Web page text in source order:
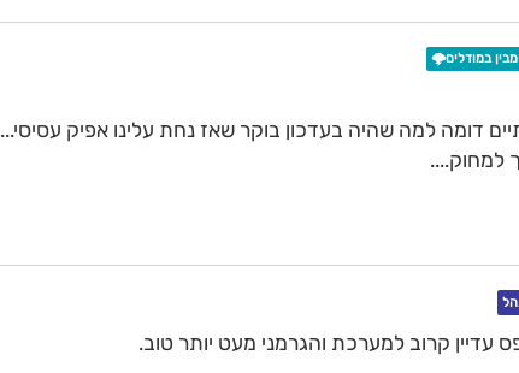
במודלים🌩️
דומה למה שהיה בעדכון בוקר שאז נחת עלינו אפיק עסיסי...
למחוק....
עדיין קרוב למערכת והגרמני מעט יותר טוב.